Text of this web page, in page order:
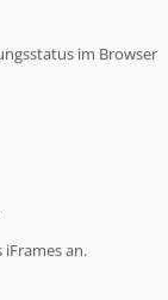
im Browser
an.